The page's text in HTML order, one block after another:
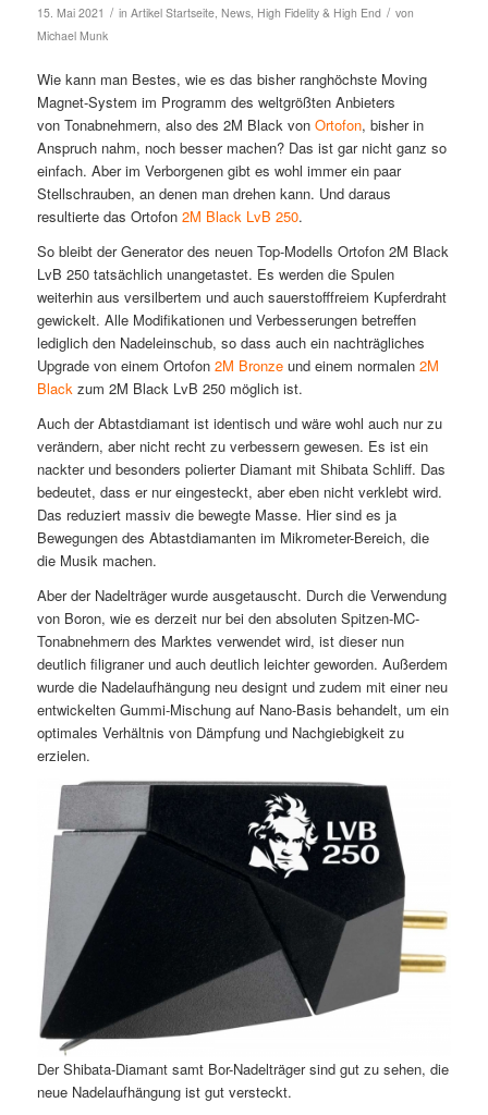
15. Mai 2021 / in Artikel Startseite, News, High Fidelity & High End / von
Michael Munk
Wie kann man Bestes, wie es das bisher ranghöchste Moving
Magnet-System im Programm des weltgrößten Anbieters
von Tonabnehmern, also des 2M Black von Ortofon, bisher in
Anspruch nahm, noch besser machen? Das ist gar nicht ganz so
einfach. Aber im Verborgenen gibt es wohl immer ein paar
Stellschrauben, an denen man drehen kann. Und daraus
resultierte das Ortofon 2M Black LvB 250.
So bleibt der Generator des neuen Top-Modells Ortofon 2M Black
LvB 250 tatsächlich unangetastet. Es werden die Spulen
weiterhin aus versilbertem und auch sauerstofffreiem Kupferdraht
gewickelt. Alle Modifikationen und Verbesserungen betreffen
lediglich den Nadeleinschub, so dass auch ein nachträgliches
Upgrade von einem Ortofon 2M Bronzeund einem normalen 2M
Black zum 2M Black LvB 250 möglich ist.
Auch der Abtastdiamant ist identisch und wäre wohl auch nur zu
verändern, aber nicht recht zu verbessern gewesen. Es ist ein
nackter und besonders polierter Diamant mit Shibata Schliff. Das
bedeutet, dass er nur eingesteckt, aber eben nicht verklebt wird.
Das reduziert massiv die bewegte Masse. Hier sind es ja
Bewegungen des Abtastdiamanten im Mikrometer-Bereich, die
die Musik machen.
Aber der Nadelträger wurde ausgetauscht. Durch die Verwendung
von Boron, wie es derzeit nur bei den absoluten Spitzen-MC-
Tonabnehmern des Marktes verwendet wird, ist dieser nun
deutlich filigraner und auch deutlich leichter geworden. Außerdem
wurde die Nadelaufhängung neu designt und zudem mit einer neu
entwickelten Gummi-Mischung auf Nano-Basis behandelt, um ein
optimales Verhältnis von Dämpfung und Nachgiebigkeit zu
erzielen.
Der Shibata-Diamant samt Bor-Nadelträger sind gut zu sehen, die
neue Nadelaufhängung ist gut versteckt.